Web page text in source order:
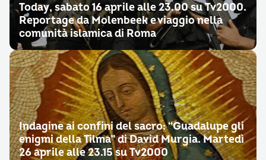
Today, sabato 16 aprile alle 23.00 su Tv2000.
Reportage da Molenbeek e viaggio nella
comunità islamica di Roma
Indagine ai confini del sacro: “Guadalupe gli
enigmi della Tilma” di David Murgia. Martedì
26 aprile alle 23.15 su Tv2000